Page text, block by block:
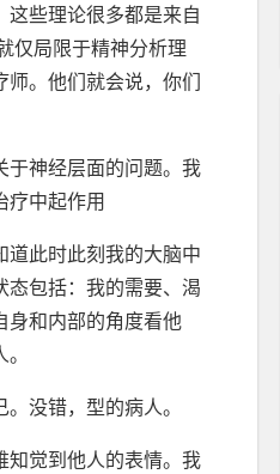
些理论很多都是来自
仅局限于精神分析理
。他们就会说，你们
于神经层面的问题。我
疗中起作用
道此时此刻我的大脑中
包括：我的需要、渴
身和内部的角度看他
没错，型的病人。
知觉到他人的表情。我